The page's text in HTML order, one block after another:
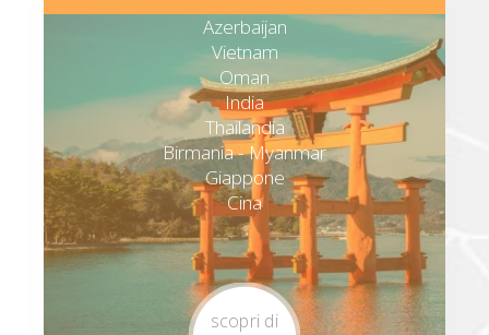
Azerbaijan
Vietnam
Oman
India
Thailandia
Birmania - Myanmar
Giappone
Cina
scopri di